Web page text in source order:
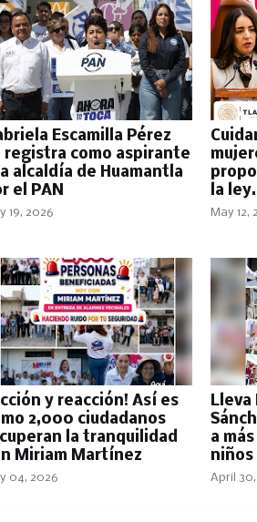
Escamilla Pérez
registra como aspirante
alcaldía de Huamantla
el PAN
19, 2026
la ley.
May 12,
y reacción! Así es
2,000 ciudadanos
la tranquilidad
Miriam Martínez
04, 2026
Lleva
a
niños
April